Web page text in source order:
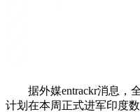
据外媒entrackr消息，全
计划在本周正式进军印度数